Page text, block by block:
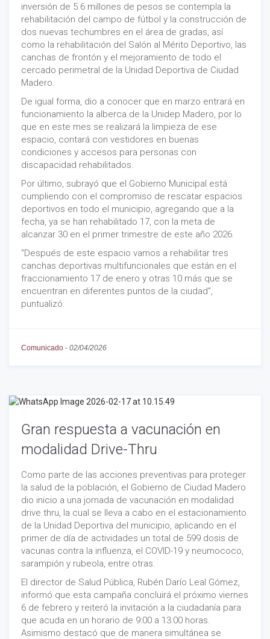
inversión de 5.6 millones de pesos se contempla la
rehabilitación del campo de fútbol y la construcción de
dos nuevas techumbres en el área de gradas, así
como la rehabilitación del Salón al Mérito Deportivo, las
canchas de frontón y el mejoramiento de todo el
cercado perimetral de la Unidad Deportiva de Ciudad
Madero.
De igual forma, dio a conocer que en marzo entrará en
funcionamiento la alberca de la Unidep Madero, por lo
que en este mes se realizará la limpieza de ese
espacio, contará con vestidores en buenas
condiciones y accesos para personas con
discapacidad rehabilitados.
Por último, subrayó que el Gobierno Municipal está
cumpliendo con el compromiso de rescatar espacios
deportivos en todo el municipio, agregando que a la
fecha, ya se han rehabilitado 17, con la meta de
alcanzar 30 en el primer trimestre de este año 2026.
“Después de este espacio vamos a rehabilitar tres
canchas deportivas multifuncionales que están en el
fraccionamiento 17 de enero y otras 10 más que se
encuentran en diferentes puntos de la ciudad”,
puntualizó.
Comunicado - 02/04/2026
Gran respuesta a vacunación en
modalidad Drive-Thru
Como parte de las acciones preventivas para proteger
la salud de la población, el Gobierno de Ciudad Madero
dio inicio a una jornada de vacunación en modalidad
drive thru, la cual se lleva a cabo en el estacionamiento
de la Unidad Deportiva del municipio, aplicando en el
primer de día de actividades un total de 599 dosis de
vacunas contra la influenza, el COVID-19 y neumococo,
sarampión y rubeola, entre otras.
El director de Salud Pública, Rubén Darío Leal Gómez,
informó que esta campaña concluirá el próximo viernes
6 de febrero y reiteró la invitación a la ciudadanía para
que acuda en un horario de 9:00 a 13:00 horas.
Asimismo destacó que de manera simultánea se